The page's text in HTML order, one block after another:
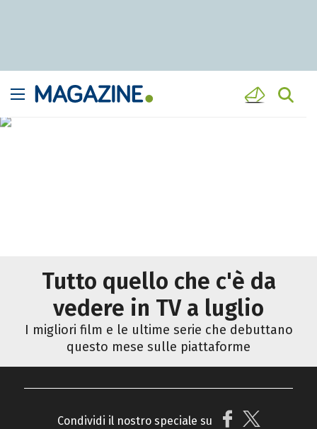
Tutto quello che c'è da
vedere in TV a luglio
I migliori film e le ultime serie che debuttano
questo mese sulle piattaforme
Condividi il nostro speciale su